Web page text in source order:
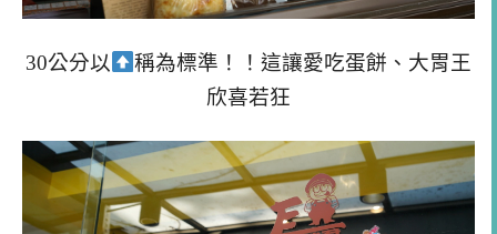
30公分以
稱為標準！！這讓愛吃蛋餅、大胃王
欣喜若狂